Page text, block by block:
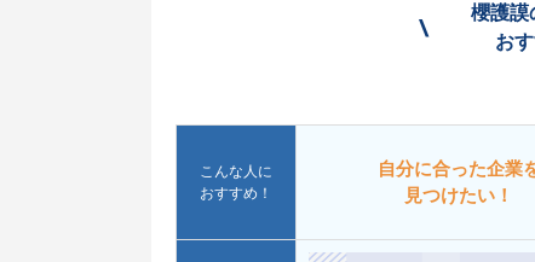
\
櫻護謨
お
こんな人に
おすすめ！
自分に合った企業
見つけたい！